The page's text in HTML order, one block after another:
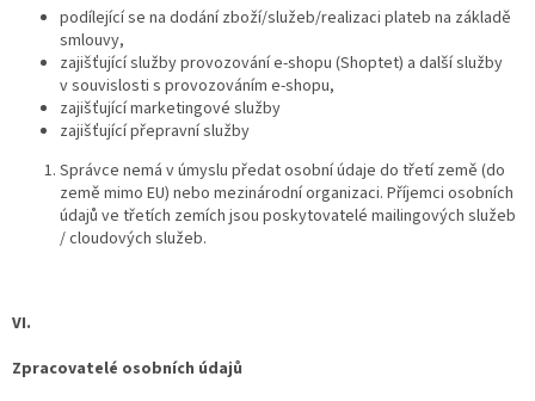
podílející se na dodání zboží/služeb/realizaci plateb na základě
smlouvy,
zajišťující služby provozování e-shopu (Shoptet) a další služby
v souvislosti s provozováním e-shopu,
zajišťující marketingové služby
zajišťující přepravní služby
Správce nemá v úmyslu předat osobní údaje do třetí země (do
země mimo EU) nebo mezinárodní organizaci. Příjemci osobních
údajů ve třetích zemích jsou poskytovatelé mailingových služeb
/ cloudových služeb.
VI.
Zpracovatelé osobních údajů